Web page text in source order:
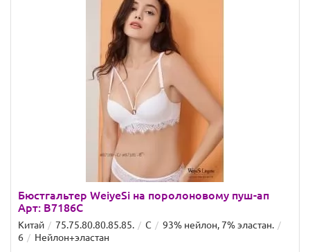
Бюстгальтер WeiyeSi на поролоновому пуш-ап
Арт: B7186C
Китай 75.75.80.80.85.85. C
93% нейлон, 7% эластан.
6
Нейлон+эластан